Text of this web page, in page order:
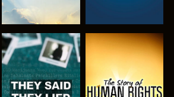
СМОТРЕТЬ СМОТРЕТЬ